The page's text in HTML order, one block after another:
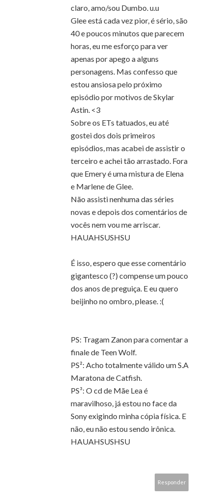
claro, amo/sou Dumbo. u.u
Glee está cada vez pior, é sério, são
40 e poucos minutos que parecem
horas, eu me esforço para ver
apenas por apego a alguns
personagens. Mas confesso que
estou ansiosa pelo próximo
episódio por motivos de Skylar
Astin. <3
Sobre os ETs tatuados, eu até
gostei dos dois primeiros
episódios, mas acabei de assistir o
terceiro e achei tão arrastado. Fora
que Emery é uma mistura de Elena
e Marlene de Glee.
Não assisti nenhuma das séries
novas e depois dos comentários de
vocês nem vou me arriscar.
HAUAHSUSHSU
É isso, espero que esse comentário
gigantesco (?) compense um pouco
dos anos de preguiça. E eu quero
beijinho no ombro, please. :(
PS: Tragam Zanon para comentar a
finale de Teen Wolf.
PS²: Acho totalmente válido um S.A
Maratona de Catfish.
PS³: O cd de Mãe Lea é
maravilhoso, já estou no face da
Sony exigindo minha cópia física. E
não, eu não estou sendo irônica.
HAUAHSUSHSU
Responder